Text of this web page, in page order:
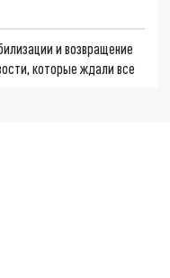
и возвращение
которые ждали все